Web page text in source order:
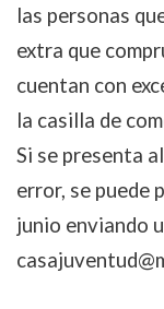
las personas
extra que
cuentan con
la casilla de
Si se presenta
error, se puede
junio enviando